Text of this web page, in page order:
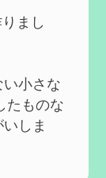
の谷
作成
まし
小さな
たものな
しま